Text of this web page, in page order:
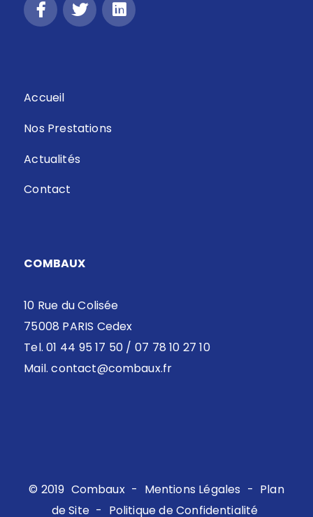
Accueil
Nos Prestations
Actualités
Contact
COMBAUX
10 Rue du Colisée
75008 PARIS Cedex
Tel. 01 44 95 17 50 / 07 78 10 27 10
Mail.contact@combaux.fr
© 2019 Combaux - Mentions Légales - Plan
de Site - Politique de Confidentialité